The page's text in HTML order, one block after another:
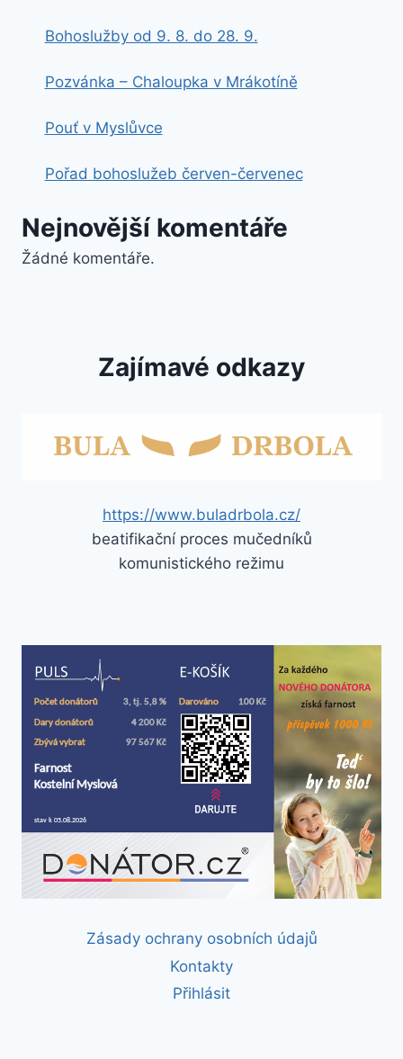
Bohoslužby od 9. 8. do 28. 9.
Pozvánka – Chaloupka v Mrákotíně
Pouť v Myslůvce
Pořad bohoslužeb červen-červenec
Nejnovější komentáře
Žádné komentáře.
Zajímavé odkazy
https://www.buladrbola.cz/
beatifikační proces mučedníků
komunistického režimu
Zásady ochrany osobních údajů
Kontakty
Přihlásit